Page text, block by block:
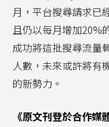
月，平台搜尋請求已
且仍以每月增加20%
成功將這批搜尋流量
人數，未來或許將有
的新勢力。
《原文刊登於合作媒